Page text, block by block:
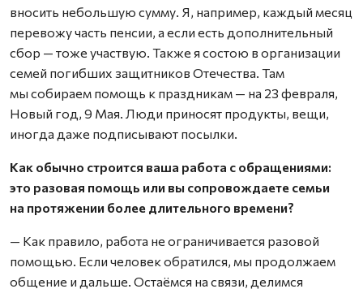
вносить небольшую сумму. Я, например, каждый месяц
перевожу часть пенсии, а если есть дополнительный
сбор — тоже участвую. Также я состою в организации
семей погибших защитников Отечества. Там
мы собираем помощь к праздникам — на 23 февраля,
Новый год, 9 Мая. Люди приносят продукты, вещи,
иногда даже подписывают посылки.
Как обычно строится ваша работа с обращениями:
это разовая помощь или вы сопровождаете семьи
на протяжении более длительного времени?
— Как правило, работа не ограничивается разовой
помощью. Если человек обратился, мы продолжаем
общение и дальше. Остаёмся на связи, делимся